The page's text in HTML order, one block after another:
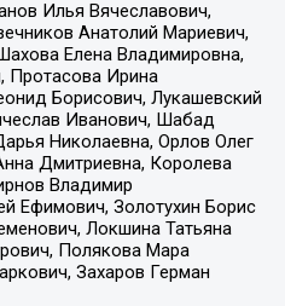
Илья Вячеславович,
Анатолий Мариевич,
Елена Владимировна,
Протасова Ирина
Борисович, Лукашевский
Иванович, Шабад
Николаевна, Орлов Олег
Дмитриевна, Королева
Владимир
Ефимович, Золотухин Борис
Локшина Татьяна
Полякова Мара
Захаров Герман